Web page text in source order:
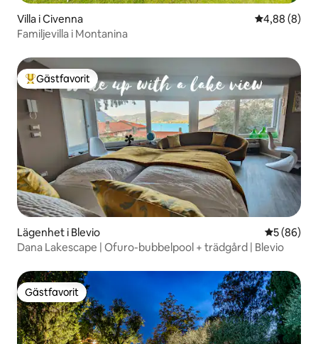
Villa i Civenna 4,88 av 5 i
4,88 (8)
Familjevilla i Montanina
Populär gästfavorit
Gästfavorit
Lägenhet i Blevio 5 av 5 i
5 (86)
Dana Lakescape | Ofuro-bubbelpool + trädgård | Blevio
Gästfavorit
Gästfavorit